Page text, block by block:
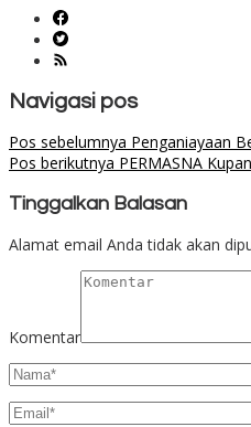
Navigasi pos
Pos sebelumnya Penganiayaan
Pos berikutnya PERMASNA
Tinggalkan Balasan
Alamat email Anda tidak akan
Komentar